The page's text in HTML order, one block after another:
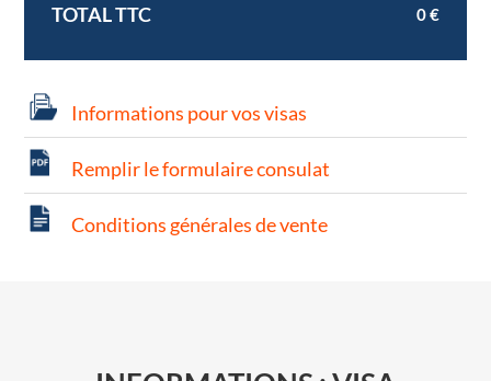
TOTAL TTC 0
Informations pour vos visas
Remplir le formulaire consulat
Conditions générales de vente